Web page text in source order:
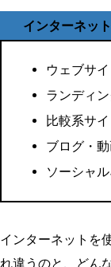
インターネッ
ウェブサイ
ランディ
比較系サ
ブログ・
ソーシャ
インターネットを
れ違うのと、どん